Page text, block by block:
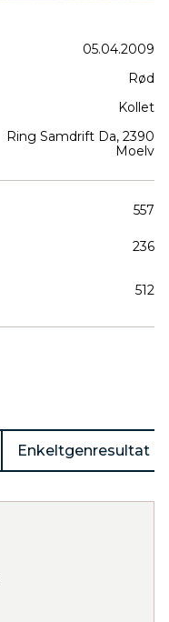
05.04.2009
Rød
Kollet
Ring Samdrift Da, 2390
Moelv
557
236
512
Enkeltgenresultat